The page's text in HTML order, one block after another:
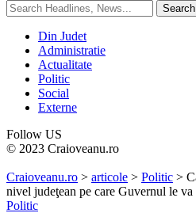
Din Judet
Administratie
Actualitate
Politic
Social
Externe
Follow US
© 2023 Craioveanu.ro
Craioveanu.ro > articole > Politic >
nivel judeţean pe care Guvernul le va
Politic